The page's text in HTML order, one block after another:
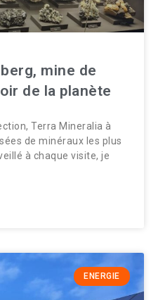
mine de
de la planète
Terra Mineralia à
de minéraux les plus
à chaque visite, je
ENERGIE